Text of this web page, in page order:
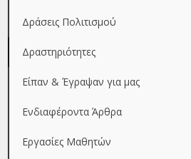
Δράσεις Πολιτισμού
Δραστηριότητες
Είπαν & Έγραψαν για μας
Ενδιαφέροντα Άρθρα
Εργασίες Μαθητών